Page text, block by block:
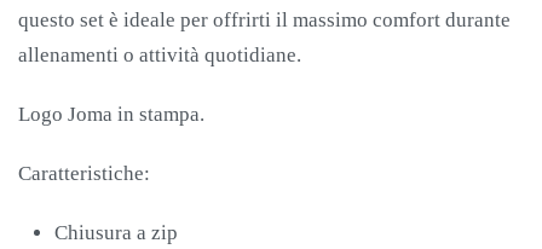
questo set è ideale per offrirti il massimo comfort durante
allenamenti o attività quotidiane.
Logo Joma in stampa.
Caratteristiche:
Chiusura a zip